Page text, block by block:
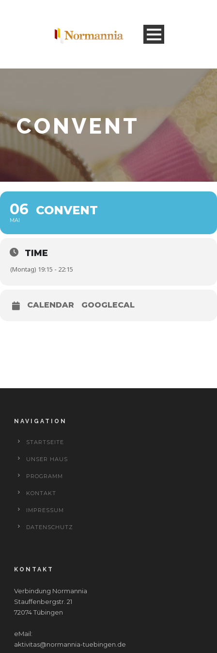
CONVENT
06
MAI
CONVENT
TIME
(Montag) 19:15 - 22:15
CALENDAR GOOGLECAL
NAVIGATION
STARTSEITE
UNSER HAUS
PROGRAMM
KONTAKT
IMPRESSUM
DATENSCHUTZ
KONTAKT
Verbindung Normannia
Stauffenbergstr. 21
72074 Tübingen
eMail:
aktivitas@normannia-tuebingen.de